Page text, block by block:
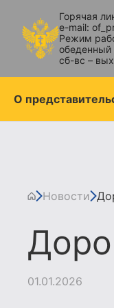
Горячая
e-mail:
Режим
сб-вс –
О
Новости
01.01.2026